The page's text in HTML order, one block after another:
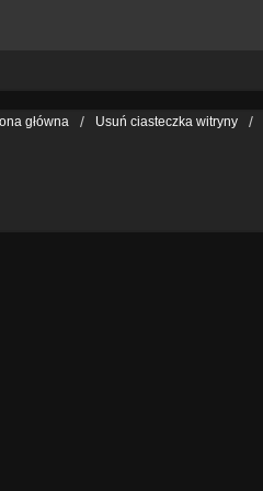
główna Usuń ciasteczka witryny